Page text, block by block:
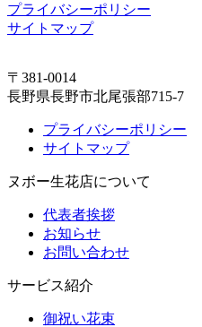
プライバシーポリシー
サイトマップ
〒381-0014
長野県長野市北尾張部715-7
プライバシーポリシー
サイトマップ
ヌボー生花店について
代表者挨拶
お知らせ
お問い合わせ
サービス紹介
御祝い花束